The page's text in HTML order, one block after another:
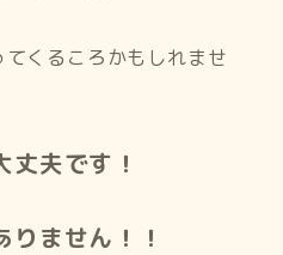
くるころかもしれませ
夫です！
ません！！